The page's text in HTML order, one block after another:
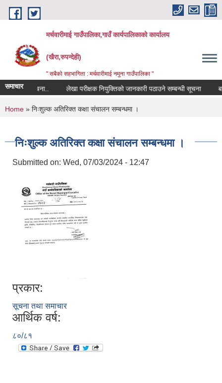
Skip to main content
मर्चवारीमाई गाउँपालिका,गाउँ कार्यपालिकाको कार्यालय
(खैरा,रुपन्देही)
" सबैको सहभागिता : मर्चवारीमाई नमुना गाउँपालिका "
समाचारसूचना.. लेखा परीक्षक नियुक्तिको जानकारी पठाउने सम्बन्धी सूचना
You are here
Home » निःशुल्क अतिरिक्त कक्षा संचालन सम्बन्धमा ।
निःशुल्क अतिरिक्त कक्षा संचालन सम्बन्धमा ।
Submitted on: Wed, 07/03/2024 - 12:47
प्रकार:
सूचना तथा समाचार
आर्थिक वर्ष:
८०/८१